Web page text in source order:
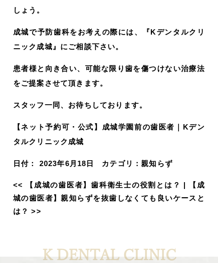
しょう。
成城で予防歯科をお考えの際には、『Kデンタルクリ
ニック成城』にご相談下さい。
患者様と向き合い、可能な限り歯を傷つけない治療法
をご提案させて頂きます。
スタッフ一同、お待ちしております。
【ネット予約可・公式】成城学園前の歯医者｜Kデン
タルクリニック成城
日付： 2023年6月18日 カテゴリ：親知らず
<< 【成城の歯医者】歯科衛生士の役割とは？ |
【成
城の歯医者】親知らずを抜歯しなくても良いケースと
は？>>
K DENTAL CLINIC